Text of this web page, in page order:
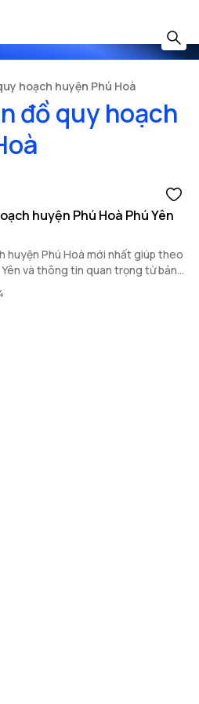
hoạch huyện Phú Hoà
đồ quy hoạch
huyện Phú Hoà Phú Yên
huyện Phú Hoà mới nhất giúp theo
và thông tin quan trọng từ bản